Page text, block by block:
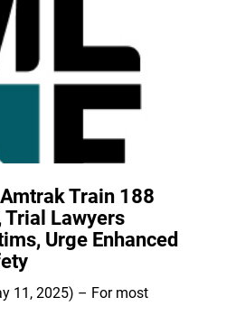
Train 188
Trial Lawyers
Urge Enhanced
2025) – For most